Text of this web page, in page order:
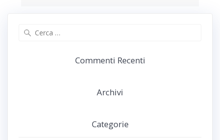
Commenti Recenti
Archivi
Categorie